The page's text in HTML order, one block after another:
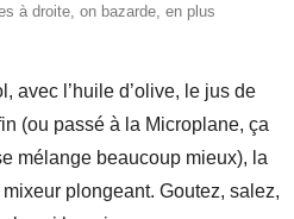
à droite, on bazarde, en plus
avec l’huile d’olive, le jus de
(ou passé à la Microplane, ça
mélange beaucoup mieux), la
plongeant. Goutez, salez,